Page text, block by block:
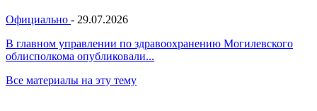
Официально - 29.07.2026
В главном управлении по здравоохранению Могилевского
облисполкома опубликовали...
Все материалы на эту тему